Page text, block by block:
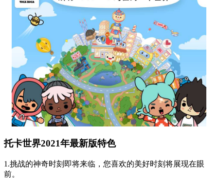
托卡世界2021年最新版特色
1.挑战的神奇时刻即将来临，您喜欢的美好时刻将展现在眼
前。